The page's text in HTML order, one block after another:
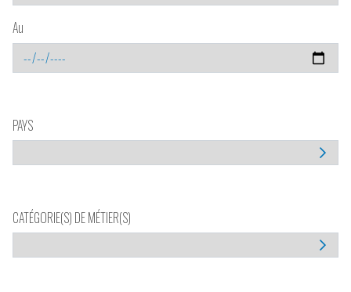
Au
PAYS
CATÉGORIE(S) DE MÉTIER(S)